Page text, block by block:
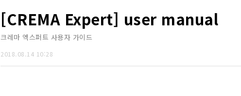
[CREMA Expert] user manual
크레마 엑스퍼트 사용자 가이드
2018.08.14 10:28